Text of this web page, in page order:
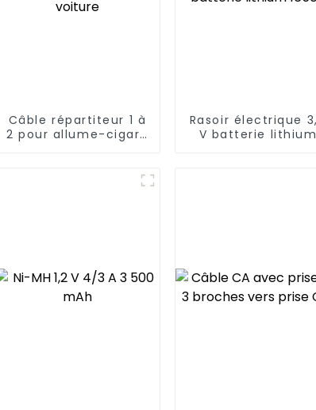
Câble répartiteur 1 à
2 pour allume-cigare
Rasoir électrique
V batterie lithium